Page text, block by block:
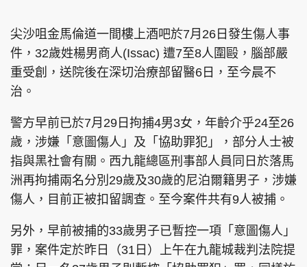
尖沙咀金馬倫道一間樓上酒吧於7月26日發生傷人事
件，32歲姓楊男商人(Issac) 遭7至8人圍毆，腦部嚴
重受創，送院後在深切治療部留醫6日，至今晨不
治。
警方早前已於7月29日拘捕4男3女，年齡介乎24至26
歲，涉嫌「意圖傷人」及「協助罪犯」，部分人士被
指與黑社會有關。西九龍總區刑事部人員同日於落馬
洲再拘捕兩名分別29歲及30歲的尼泊爾籍男子，涉嫌
傷人，目前正被扣留調查。至今案件共有9人被捕。
另外，早前被捕的33歲男子已暫控一項「意圖傷人」
罪，案件定於昨日（31日）上午在九龍城裁判法院提